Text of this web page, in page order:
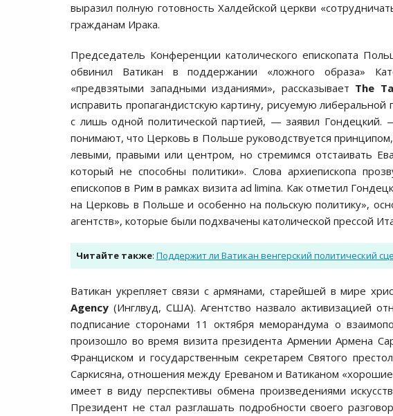
выразил полную готовность Халдейской церкви
гражданам Ирака.
Председатель Конференции католического епископата
обвинил Ватикан в поддержании «ложного образа»
«предвзятыми западными изданиями», рассказывает The
исправить пропагандистскую картину, рисуемую
с лишь одной политической партией, — заявил
понимают, что Церковь в Польше руководствуется
левыми, правыми или центром, но стремимся отстаивать
который не способны политики». Слова архиепископа
епископов в Рим в рамках визита ad limina. Как отметил
на Церковь в Польше и особенно на польскую политику»,
агентств», которые были подхвачены католической прессой
Читайте также: Поддержит ли Ватикан венгерский политический
Ватикан укрепляет связи с армянами, старейшей в мире
Agency (Инглвуд, США). Агентство назвало активизацией
подписание сторонами 11 октября меморандума о
произошло во время визита президента Армении Армена
Франциском и государственным секретарем Святого
Саркисяна, отношения между Ереваном и Ватиканом
имеет в виду перспективы обмена произведениями
Президент не стал разглашать подробности своего